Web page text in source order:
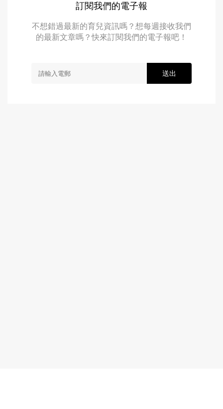
訂閱我們的電子報
不想錯過最新的育兒資訊嗎？想每週接收我們
的最新文章嗎？快來訂閱我們的電子報吧！
送出